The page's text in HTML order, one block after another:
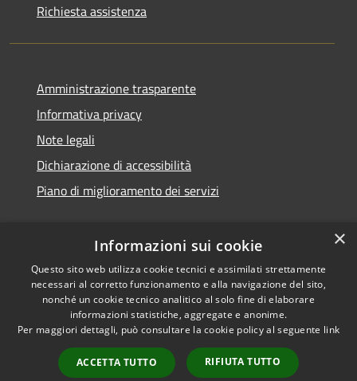
Richiesta assistenza
Amministrazione trasparente
Informativa privacy
Note legali
Dichiarazione di accessibilità
Piano di miglioramento dei servizi
RSS
Accessibilità
Privacy
Cookie
Mappa del sito
Webmail
Copyright © 2026 • Comune di
Treviglio • Powered by
Municipium•Accesso
redazione
×
Informazioni sui cookie
Questo sito web utilizza cookie tecnici e assimilati strettamente
necessari al corretto funzionamento e alla navigazione del sito,
nonché un cookie tecnico analitico al solo fine di elaborare
informazioni statistiche, aggregate e anonime.
Per maggiori dettagli, può consultare la cookie policy al seguente link
ACCETTA TUTTO RIFIUTA TUTTO